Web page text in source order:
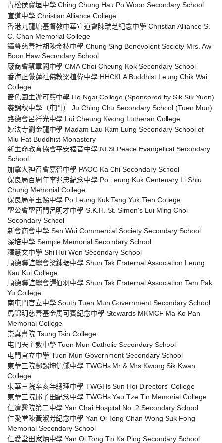
青松侯寶垣中學 Ching Chung Hau Po Woon Secondary School
宣道中學 Christian Alliance College
香港九龍塘基督教中華宣道會陳瑞芝紀念中學 Christian Alliance S.
C. Chan Memorial College
鐘聲慈善社胡陳金枝中學 Chung Sing Benevolent Society Mrs. Aw
Boon Haw Secondary School
廠商會蔡章閣中學 CMA Choi Cheung Kok Secondary School
香海正覺蓮社佛教梁植偉中學 HHCKLA Buddhist Leung Chik Wai
College
嗇色園主辦可藝中學 Ho Ngai College (Sponsored by Sik Sik Yuen)
裘錦秋中學（屯門） Ju Ching Chu Secondary School (Tuen Mun)
路德會呂祥光中學 Lui Cheung Kwong Lutheran College
妙法寺劉金龍中學 Madam Lau Kam Lung Secondary School of
Miu Fat Buddhist Monastery
新生命教育協會平安福音中學 NLSI Peace Evangelical Secondary
School
加拿大神召會嘉智中學 PAOC Ka Chi Secondary School
保良局百周年李兆忠紀念中學 Po Leung Kuk Centenary Li Shiu
Chung Memorial College
保良局董玉娣中學 Po Leung Kuk Tang Yuk Tien College
聖公會聖西門呂明才中學 S.K.H. St. Simon's Lui Ming Choi
Secondary School
新會商會中學 San Wui Commercial Society Secondary School
深培中學 Semple Memorial Secondary School
釋慧文中學 Shi Hui Wen Secondary School
順德聯誼總會梁銶琚中學 Shun Tak Fraternal Association Leung
Kau Kui College
順德聯誼總會譚伯羽中學 Shun Tak Fraternal Association Tam Pak
Yu College
南屯門官立中學 South Tuen Mun Government Secondary School
馬錦明慈善基金馬可賓紀念中學 Stewards MKMCF Ma Ko Pan
Memorial College
崇真書院 Tsung Tsin College
屯門天主教中學 Tuen Mun Catholic Secondary School
屯門官立中學 Tuen Mun Government Secondary School
東華三院鄺錫坤伉儷中學 TWGHs Mr & Mrs Kwong Sik Kwan
College
東華三院辛亥年總理中學 TWGHs Sun Hoi Directors' College
東華三院邱子田紀念中學 TWGHs Yau Tze Tin Memorial College
仁濟醫院第二中學 Yan Chai Hospital No. 2 Secondary School
仁愛堂陳黃淑芳紀念中學 Yan Oi Tong Chan Wong Suk Fong
Memorial Secondary School
仁愛堂田家炳中學 Yan Oi Tong Tin Ka Ping Secondary School